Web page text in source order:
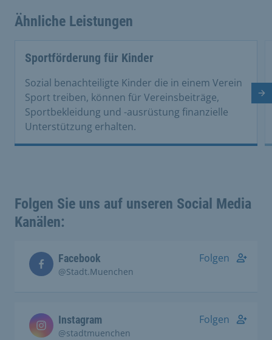
Ähnliche Leistungen
Sportförderung für Kinder
Sozial benachteiligte Kinder die in einem Verein
Sport treiben, können für Vereinsbeiträge,
Sportbekleidung und -ausrüstung finanzielle
Unterstützung erhalten.
Folgen Sie uns auf unseren Social Media
Kanälen:
Facebook
@Stadt.Muenchen
Folgen
Instagram
@stadtmuenchen
Folgen